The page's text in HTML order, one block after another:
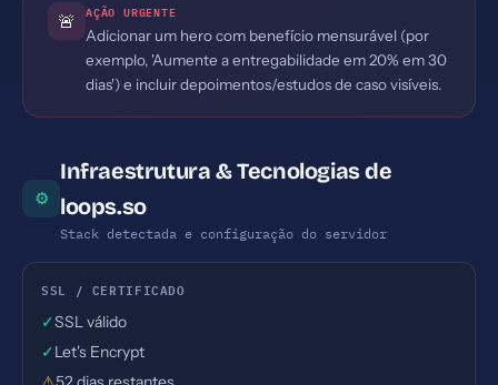
🚨 AÇÃO URGENTE
Adicionar um hero com benefício mensurável (por
exemplo, 'Aumente a entregabilidade em 20% em 30
dias') e incluir depoimentos/estudos de caso visíveis.
⚙
Infraestrutura & Tecnologias de
loops.so
Stack detectada e configuração do servidor
SSL / CERTIFICADO
✓SSL válido
✓ Let's Encrypt